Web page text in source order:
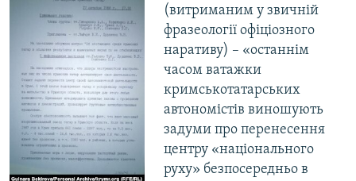
(витриманим у звичній
фразеології офіціозного
наративу) – «останнім
часом ватажки
кримськотатарських
автономістів виношують
задуми про перенесення
центру «національного
руху» безпосередньо в